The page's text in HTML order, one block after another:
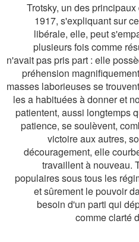
Trotsky, un des
1917, s'expliquant sur
libérale, elle, peut
plusieurs fois comme
n'avait pas pris part : elle
préhension
masses laborieuses se
les a habituées à donner et
patientent, aussi longtemps
patience, se soulèvent,
victoire aux autres,
découragement, elle
travaillent à nouveau.
populaires sous tous les
et sûrement le pouvoir
besoin d'un parti qui
comme clarté